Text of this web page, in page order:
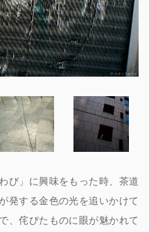
び」に興味をもった時、茶道
発する金色の光を追いかけて
、侘びたものに眼が魅かれて